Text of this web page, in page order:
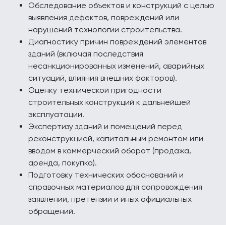
Обследование объектов и конструкций с целью
выявления дефектов, повреждений или
нарушений технологии строительства.
Диагностику причин повреждений элементов
зданий (включая последствия
несанкционированных изменений, аварийных
ситуаций, влияния внешних факторов).
Оценку технической пригодности
строительных конструкций к дальнейшей
эксплуатации.
Экспертизу зданий и помещений перед
реконструкцией, капитальным ремонтом или
вводом в коммерческий оборот (продажа,
аренда, покупка).
Подготовку технических обоснований и
справочных материалов для сопровождения
заявлений, претензий и иных официальных
обращений.